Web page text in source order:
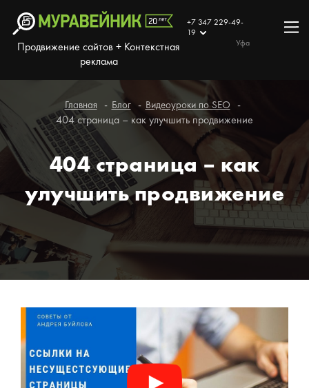
Продвижение сайтов + Контекстная
реклама
+7 347 229-49-
19
Уфа
Главная Блог Видеоуроки по SEO
404 страница – как улучшить продвижение
404 страница – как
улучшить продвижение